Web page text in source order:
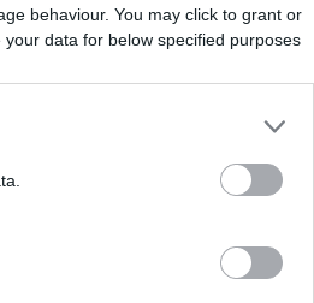
behaviour. You may click to grant or
data for below specified purposes